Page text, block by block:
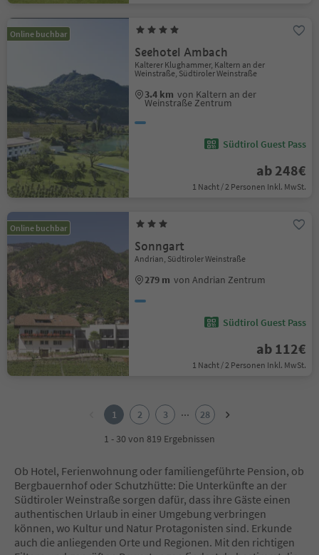
Online buchbar
Seehotel Ambach
Kalterer Klughammer, Kaltern an der
Weinstraße, Südtiroler Weinstraße
3.4 km von Kaltern an der
Weinstraße Zentrum
Südtirol Guest Pass
ab 248€
1 Nacht / 2 Personen Inkl. MwSt.
Online buchbar
Sonngart
Andrian, Südtiroler Weinstraße
279 m von Andrian Zentrum
Südtirol Guest Pass
ab 112€
1 Nacht / 2 Personen Inkl. MwSt.
10
11
12
1 2 3 ...
28
1 - 30 von 819 Ergebnissen
Ob Hotel, Ferienwohnung oder familiengeführte Pension, ob
Bergbauernhof oder Schutzhütte: Die Unterkünfte an der
Südtiroler Weinstraße sorgen dafür, dass ihre Gäste einen
authentischen Urlaub in einer Umgebung verbringen
können, wo Kultur und Natur Protagonisten sind. Erkunde
auch die anliegenden Orte und Regionen. Mit den richtigen